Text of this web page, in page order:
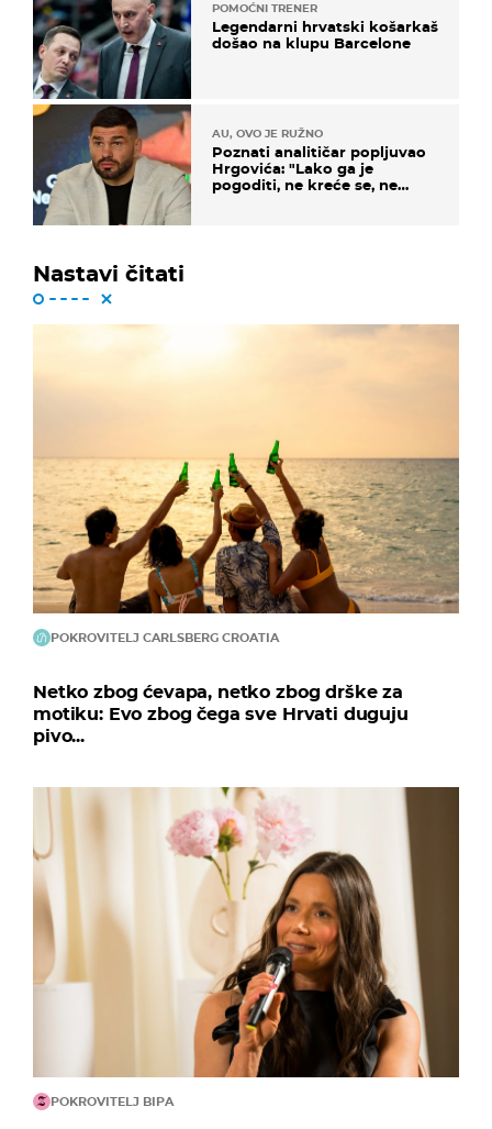
POMOĆNI TRENER
Legendarni hrvatski košarkaš
došao na klupu Barcelone
AU, OVO JE RUŽNO
Poznati analitičar popljuvao
Hrgovića: "Lako ga je
pogoditi, ne kreće se, ne
Nastavi čitati
POKROVITELJ CARLSBERG CROATIA
Netko zbog ćevapa, netko zbog drške za
motiku: Evo zbog čega sve Hrvati duguju
pivo...
POKROVITELJ BIPA